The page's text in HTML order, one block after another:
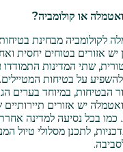
או קולומביה?
לקולומביה מבחינת
אזורים בטוחים יחסית
שתי המדינות התמודדו
על בטיחות
הבטיחות, במיוחד בערים
יש אזורים
כמו בכל נסיעה למדינה
לתכנן מסלולי טיול